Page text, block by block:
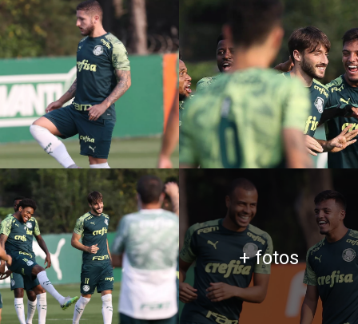
+ fotos